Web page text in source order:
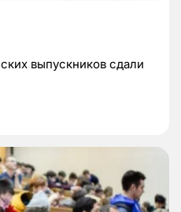
выпускников сдали